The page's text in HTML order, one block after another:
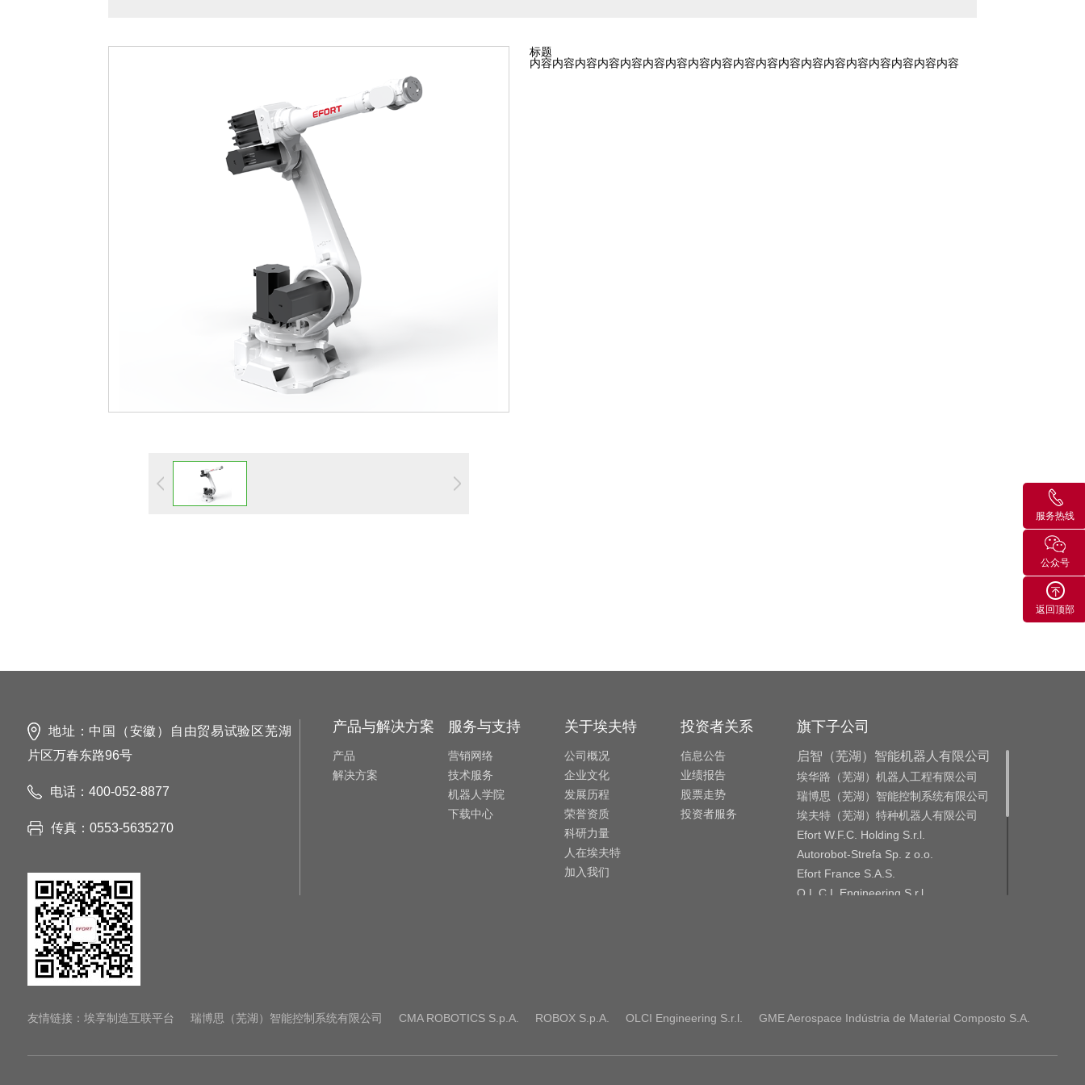
标题
内容内容内容内容内容内容内容内容内容内容内容内容内容内容内容内容内容内容内容
地址：中国（安徽）自由贸易试验区芜湖
片区万春东路96号
电话：400-052-8877
传真：0553-5635270
产品与解决方案
产品
解决方案
服务与支持
营销网络
技术服务
机器人学院
下载中心
关于埃夫特
公司概况
企业文化
发展历程
荣誉资质
科研力量
人在埃夫特
加入我们
投资者关系
信息公告
业绩报告
股票走势
投资者服务
旗下子公司
启智（芜湖）智能机器人有限公司
埃华路（芜湖）机器人工程有限公司
瑞博思（芜湖）智能控制系统有限公司
埃夫特（芜湖）特种机器人有限公司
Efort W.F.C. Holding S.r.l.
Autorobot-Strefa Sp. z o.o.
Efort France S.A.S.
O.L.C.I. Engineering S.r.l.
Efort Europe S.r.l.
友情链接： 埃享制造互联平台 瑞博思（芜湖）智能控制系统有限公司 CMA ROBOTICS S.p.A. ROBOX S.p.A. OLCI Engineering S.r.l. GME Aerospace Indústria de Material Composto S.A.
服务热线
公众号
返回顶部